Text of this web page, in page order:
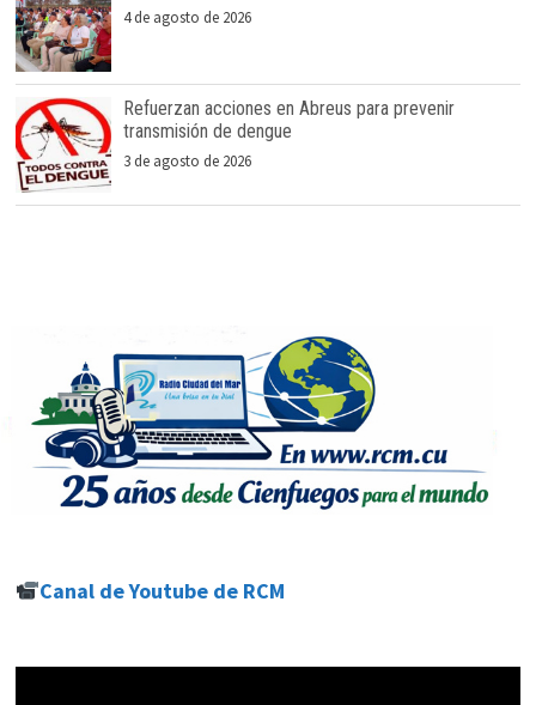
4 de agosto de 2026
Refuerzan acciones en Abreus para prevenir
transmisión de dengue
3 de agosto de 2026
Canal de Youtube de RCM